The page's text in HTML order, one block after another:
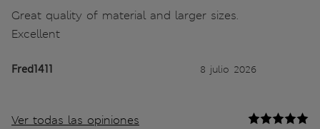
Great quality of material and larger sizes.
Excellent
Fred1411 8 julio 2026
Ver todas las opiniones